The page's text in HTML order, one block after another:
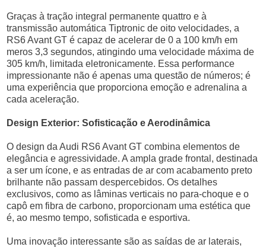
Graças à tração integral permanente quattro e à
transmissão automática Tiptronic de oito velocidades, a
RS6 Avant GT é capaz de acelerar de 0 a 100 km/h em
meros 3,3 segundos, atingindo uma velocidade máxima de
305 km/h, limitada eletronicamente. Essa performance
impressionante não é apenas uma questão de números; é
uma experiência que proporciona emoção e adrenalina a
cada aceleração.
Design Exterior: Sofisticação e Aerodinâmica
O design da Audi RS6 Avant GT combina elementos de
elegância e agressividade. A ampla grade frontal, destinada
a ser um ícone, e as entradas de ar com acabamento preto
brilhante não passam despercebidos. Os detalhes
exclusivos, como as lâminas verticais no para-choque e o
capô em fibra de carbono, proporcionam uma estética que
é, ao mesmo tempo, sofisticada e esportiva.
Uma inovação interessante são as saídas de ar laterais,